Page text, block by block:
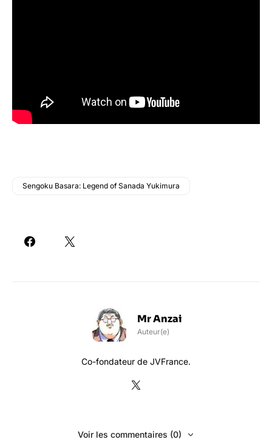
Sengoku Basara: Legend of Sanada Yukimura
Mr Anzai
Auteur(e)
Co-fondateur de JVFrance.
Voir les commentaires (0)